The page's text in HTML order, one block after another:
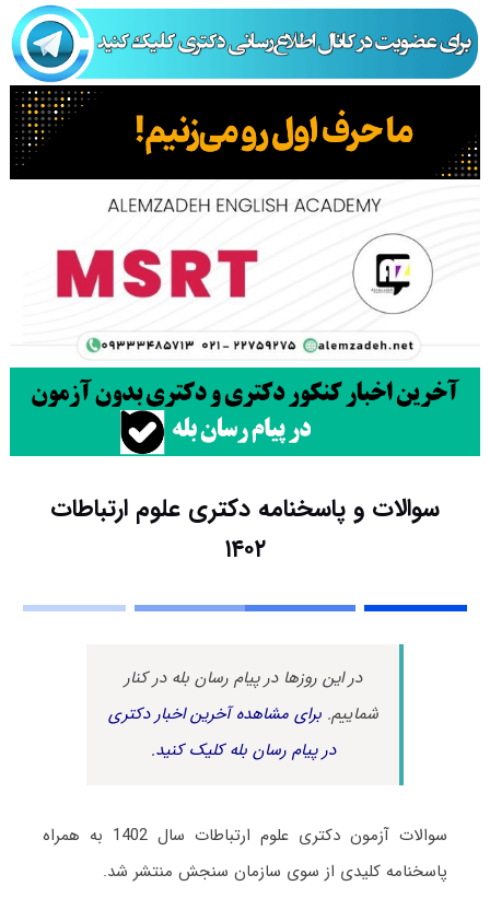
سوالات و پاسخنامه دکتری علوم ارتباطات
۱۴۰۲
در این روزها در پیام رسان بله در کنار
شماییم.برای مشاهده آخرین اخبار دکتری
در پیام رسان بله کلیک کنید.
سوالات آزمون دکتری علوم ارتباطات سال 1402 به همراه
پاسخنامه کلیدی از سوی سازمان سنجش منتشر شد.